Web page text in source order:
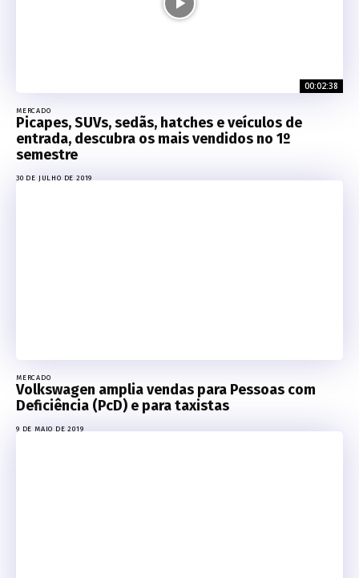
00:02:38
MERCADO
Picapes, SUVs, sedãs, hatches e veículos de
entrada, descubra os mais vendidos no 1º
semestre
30 DE JULHO DE 2019
MERCADO
Volkswagen amplia vendas para Pessoas com
Deficiência (PcD) e para taxistas
9 DE MAIO DE 2019